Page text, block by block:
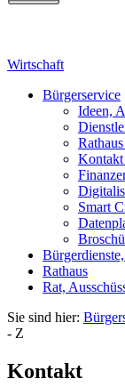
Wirtschaft
Bürgerservice
Ideen,
Smart
Rathaus
Rat,
Sie sind hier:
- Z
Kontakt